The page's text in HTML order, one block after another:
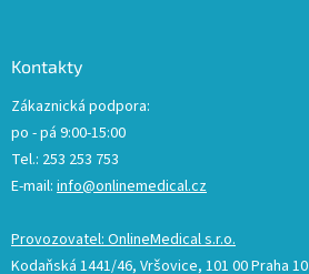
Kontakty
Zákaznická podpora:
po - pá 9:00-15:00
Tel.: 253 253 753
E-mail: info@onlinemedical.cz
Provozovatel: OnlineMedical s.r.o.
Kodaňská 1441/46, Vršovice, 101 00 Praha 10